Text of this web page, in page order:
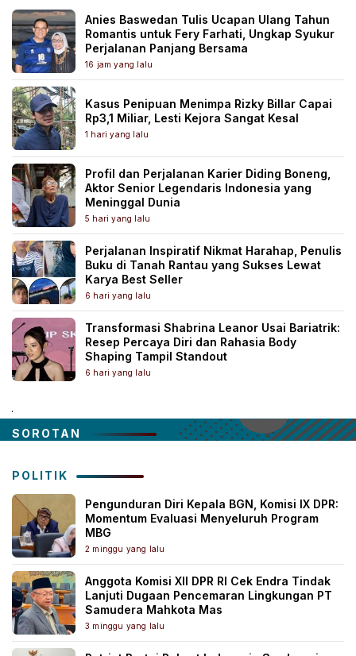
Anies Baswedan Tulis Ucapan Ulang Tahun
Romantis untuk Fery Farhati, Ungkap Syukur
Perjalanan Panjang Bersama
16 jam yang lalu
Kasus Penipuan Menimpa Rizky Billar Capai
Rp3,1 Miliar, Lesti Kejora Sangat Kesal
1 hari yang lalu
Profil dan Perjalanan Karier Diding Boneng,
Aktor Senior Legendaris Indonesia yang
Meninggal Dunia
5 hari yang lalu
Perjalanan Inspiratif Nikmat Harahap, Penulis
Buku di Tanah Rantau yang Sukses Lewat
Karya Best Seller
6 hari yang lalu
Transformasi Shabrina Leanor Usai Bariatrik:
Resep Percaya Diri dan Rahasia Body
Shaping Tampil Standout
6 hari yang lalu
.
SOROTAN
POLITIK
Pengunduran Diri Kepala BGN, Komisi IX DPR:
Momentum Evaluasi Menyeluruh Program
MBG
2 minggu yang lalu
Anggota Komisi XII DPR RI Cek Endra Tindak
Lanjuti Dugaan Pencemaran Lingkungan PT
Samudera Mahkota Mas
3 minggu yang lalu